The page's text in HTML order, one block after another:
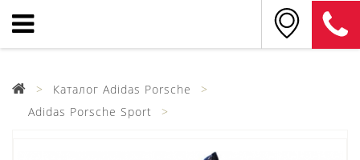
Каталог Adidas Porsche
Adidas Porsche Sport